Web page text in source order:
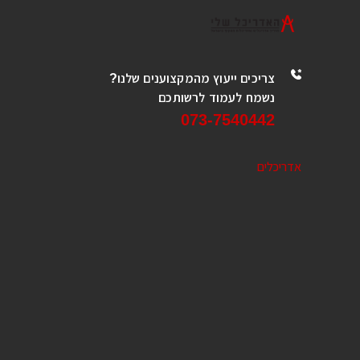
צריכים ייעוץ מהמקצוענים שלנו?
נשמח לעמוד לרשותכם
073-7540442